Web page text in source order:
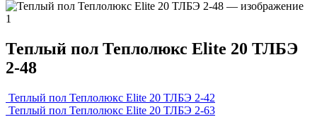
Теплый пол Теплолюкс Elite 20 ТЛБЭ
2-48
Теплый пол Теплолюкс Elite 20 ТЛБЭ 2-42
Теплый пол Теплолюкс Elite 20 ТЛБЭ 2-63